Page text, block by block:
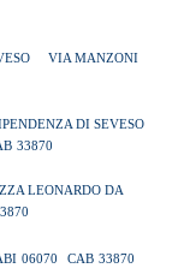
VIA MANZONI
DI SEVESO
33870
LEONARDO DA
06070 CAB 33870